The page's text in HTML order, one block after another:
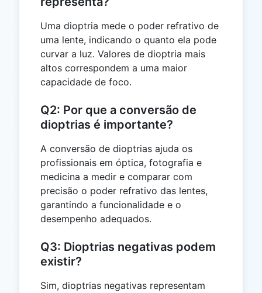
Uma dioptria mede o poder refrativo de
uma lente, indicando o quanto ela pode
curvar a luz. Valores de dioptria mais
altos correspondem a uma maior
capacidade de foco.
Q2: Por que a conversão de
dioptrias é importante?
A conversão de dioptrias ajuda os
profissionais em óptica, fotografia e
medicina a medir e comparar com
precisão o poder refrativo das lentes,
garantindo a funcionalidade e o
desempenho adequados.
Q3: Dioptrias negativas podem
existir?
Sim, dioptrias negativas representam